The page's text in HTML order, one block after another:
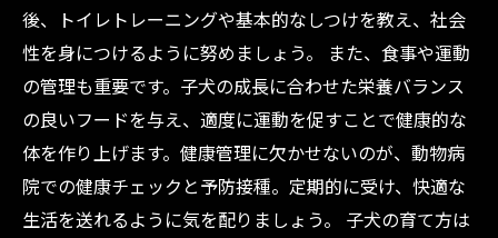
後、トイレトレーニングや基本的なしつけを教え、社会
性を身につけるように努めましょう。 また、食事や運動
の管理も重要です。子犬の成長に合わせた栄養バランス
の良いフードを与え、適度に運動を促すことで健康的な
体を作り上げます。健康管理に欠かせないのが、動物病
院での健康チェックと予防接種。定期的に受け、快適な
生活を送れるように気を配りましょう。 子犬の育て方は